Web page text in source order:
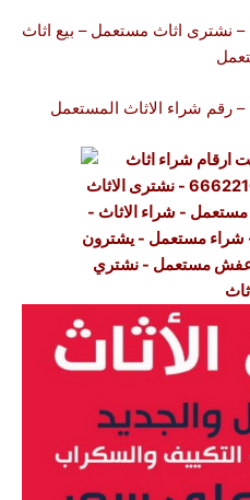
– نشترى اثاث مستعمل – بيع اثاث
– رقم شراء الاثاث المستعمل